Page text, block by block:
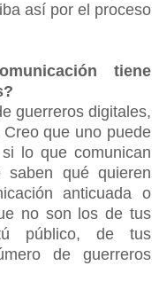
así por el proceso
tiene
guerreros digitales,
que uno puede
lo que comunican
qué quieren
anticuada o
no son los de tus
público, de tus
de guerreros